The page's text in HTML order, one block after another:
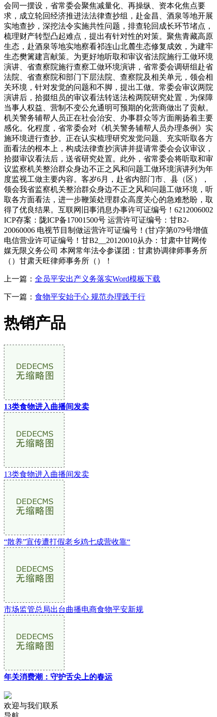
会同一摆设，省常委会聚焦减量化、再操纵、资本化焦点要
求，成立轮回经济推进法法律查抄组，赴金昌、酒泉等地开展
实地查抄，深挖法令实施共性问题，排查轮回成长环节堵点，
梳理财产转型凸起难点，提出有针对性的对策。聚焦青藏高原
生态，赴酒泉等地实地察看祁连山北麓生态修复成效，为建牢
生态樊篱建言献策。为更好地听取和审议省法院施行工做环境
演讲、省查察院施行查察工做环境演讲，省常委会调研组赴省
法院、省查察院和部门下层法院、查察院及相关单元，领会相
关环境，针对发觉的问题和不脚，提出工做。常委会审议两院
演讲后，拾掇组员的审议看法转送法检两院研究处置，为保障
当事人权益、营制不变公允通明可预期的化营商做出了贡献。
机关警务辅帮人员正在社会治安、办事群众等方面阐扬着主要
感化。化程度，省常委会对《机关警务辅帮人员办理条例》实
施环境进行查抄。正在认实梳理研究发觉问题、充实听取各方
面看法的根本上，构成法律查抄演讲并提请常委会会议审议，
拾掇审议看法后，送省研究处置。此外，省常委会将听取和审
议监察机关整治群众身边不正之风和问题工做环境演讲列为年
度监视工做主要内容。客岁6月，赴省内部门市、县（区），
领会我省监察机关整治群众身边不正之风和问题工做环境，听
取各方面看法，进一步鞭策处理群众高度关心的急难愁盼，取
得了优良结果。互联网旧事消息办事许可证编号！6212006002
ICP存案：陇ICP备17001500号 运营许可证编号：甘B2-
20060006 电视节目制做运营许可证编号！(甘)字第079号增值
电信营业许可证编号！甘B2__20120010从办：甘肃中甘网传
媒无限义务公司 本网常年法令参谋团：甘肃协调律师事务所
（）甘肃天旺律师事务所（）！
上一篇： 全员平安出产义务落实Word模板下载
下一篇： 食物平安始于心 规范办理践于行
热销产品
13类食物进入曲播间发卖
13类食物进入曲播间发卖
“散养”宣传遭打假老乡鸡七成营收靠“
市场监管总局出台曲播电商食物平安新规
年关消费潮：守护舌尖上的春运
欢迎与我们联系